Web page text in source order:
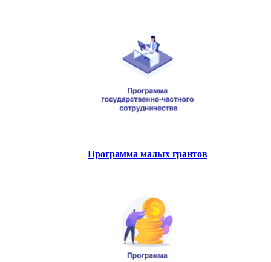
Программа малых грантов